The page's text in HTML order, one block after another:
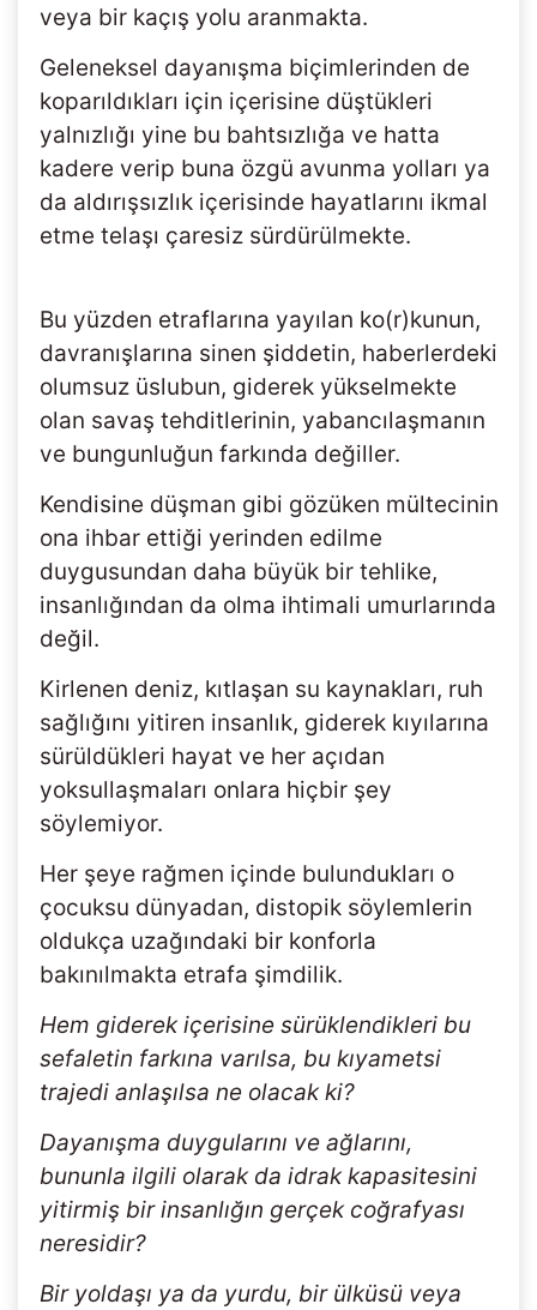
veya bir kaçış yolu aranmakta.
Geleneksel dayanışma biçimlerinden de
koparıldıkları için içerisine düştükleri
yalnızlığı yine bu bahtsızlığa ve hatta
kadere verip buna özgü avunma yolları ya
da aldırışsızlık içerisinde hayatlarını ikmal
etme telaşı çaresiz sürdürülmekte.
Bu yüzden etraflarına yayılan ko(r)kunun,
davranışlarına sinen şiddetin, haberlerdeki
olumsuz üslubun, giderek yükselmekte
olan savaş tehditlerinin, yabancılaşmanın
ve bungunluğun farkında değiller.
Kendisine düşman gibi gözüken mültecinin
ona ihbar ettiği yerinden edilme
duygusundan daha büyük bir tehlike,
insanlığından da olma ihtimali umurlarında
değil.
Kirlenen deniz, kıtlaşan su kaynakları, ruh
sağlığını yitiren insanlık, giderek kıyılarına
sürüldükleri hayat ve her açıdan
yoksullaşmaları onlara hiçbir şey
söylemiyor.
Her şeye rağmen içinde bulundukları o
çocuksu dünyadan, distopik söylemlerin
oldukça uzağındaki bir konforla
bakınılmakta etrafa şimdilik.
Hem giderek içerisine sürüklendikleri bu
sefaletin farkına varılsa, bu kıyametsi
trajedi anlaşılsa ne olacak ki?
Dayanışma duygularını ve ağlarını,
bununla ilgili olarak da idrak kapasitesini
yitirmiş bir insanlığın gerçek coğrafyası
neresidir?
Bir yoldaşı ya da yurdu, bir ülküsü veya